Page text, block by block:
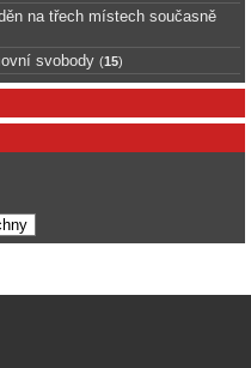
na třech místech současně
svobody (15)